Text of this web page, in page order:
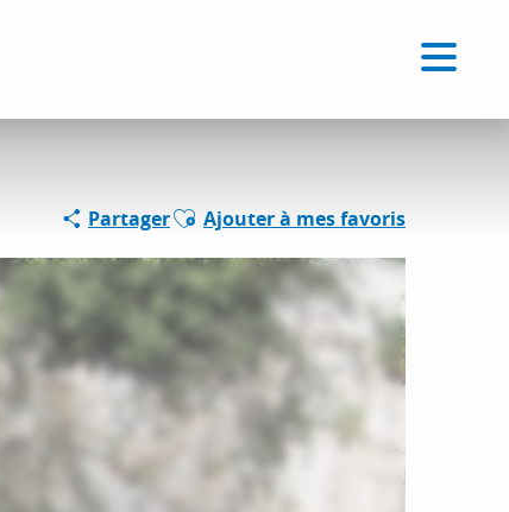
PartagerAjouter aux favoris
Ajouter à mes favoris